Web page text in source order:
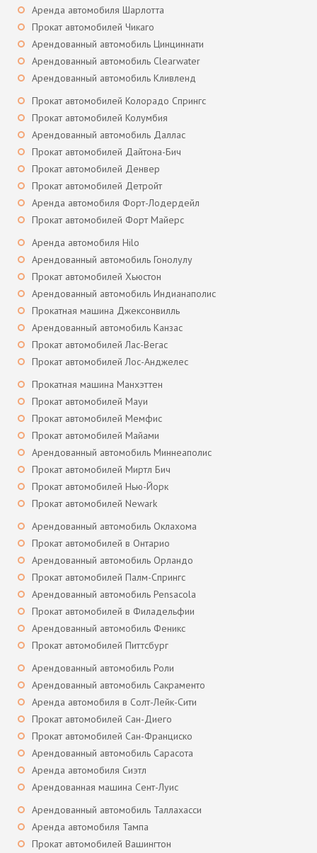
Аренда автомобиля Шарлотта
Прокат автомобилей Чикаго
Арендованный автомобиль Цинциннати
Арендованный автомобиль Clearwater
Арендованный автомобиль Кливленд
Прокат автомобилей Колорадо Спрингс
Прокат автомобилей Колумбия
Арендованный автомобиль Даллас
Прокат автомобилей Дайтона-Бич
Прокат автомобилей Денвер
Прокат автомобилей Детройт
Аренда автомобиля Форт-Лодердейл
Прокат автомобилей Форт Майерс
Аренда автомобиля Hilo
Арендованный автомобиль Гонолулу
Прокат автомобилей Хьюстон
Арендованный автомобиль Индианаполис
Прокатная машина Джексонвилль
Арендованный автомобиль Канзас
Прокат автомобилей Лас-Вегас
Прокат автомобилей Лос-Анджелес
Прокатная машина Манхэттен
Прокат автомобилей Мауи
Прокат автомобилей Мемфис
Прокат автомобилей Майами
Арендованный автомобиль Миннеаполис
Прокат автомобилей Миртл Бич
Прокат автомобилей Нью-Йорк
Прокат автомобилей Newark
Арендованный автомобиль Оклахома
Прокат автомобилей в Онтарио
Арендованный автомобиль Орландо
Прокат автомобилей Палм-Спрингс
Арендованный автомобиль Pensacola
Прокат автомобилей в Филадельфии
Арендованный автомобиль Феникс
Прокат автомобилей Питтсбург
Арендованный автомобиль Роли
Арендованный автомобиль Сакраменто
Аренда автомобиля в Солт-Лейк-Сити
Прокат автомобилей Сан-Диего
Прокат автомобилей Сан-Франциско
Арендованный автомобиль Сарасота
Аренда автомобиля Сиэтл
Арендованная машина Сент-Луис
Арендованный автомобиль Таллахасси
Аренда автомобиля Тампа
Прокат автомобилей Вашингтон